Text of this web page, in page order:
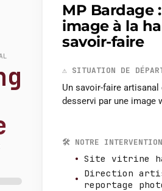
MP Bardage
image à la
savoir-faire
⚠️ SITUATION DE
Un savoir-faire artisanal
desservi par une image
🛠️ NOTRE
Site vitrine
Direction
reportage